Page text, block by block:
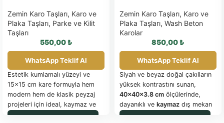
Zemin Karo Taşları, Karo ve
Plaka Taşları, Parke ve Kilit
Taşları
550,00₺
WhatsApp Teklif Al
Estetik kumlamalı yüzeyi ve
15x15 cm kare formuyla hem
modern hem de klasik peyzaj
projeleri için ideal, kaymaz ve
yüksek dayanımlı zemin
Zemin Karo Taşları, Karo ve
Plaka Taşları, Wash Beton
Karolar
850,00₺
WhatsApp Teklif Al
Siyah ve beyaz doğal çakılların
yüksek kontrastını sunan,
40x40x3.8 cm ölçülerinde,
dayanıklı ve kaymaz dış mekan
zemin karosu.